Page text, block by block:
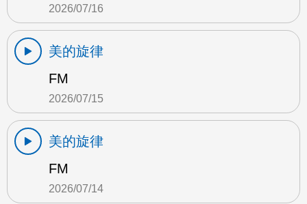
2026/07/16
美的旋律
FM
2026/07/15
美的旋律
FM
2026/07/14